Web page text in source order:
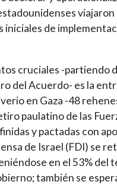
viajaron
iniciales de
cruciales -partiendo
del Acuerdo- es la
en Gaza -48
paulatino de las
y pactadas con
de Israel (FDI) se
en el 53% del
también se